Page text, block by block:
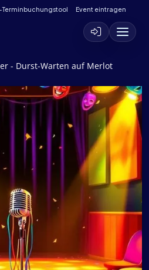
Event eintragen
- Durst-Warten auf Merlot